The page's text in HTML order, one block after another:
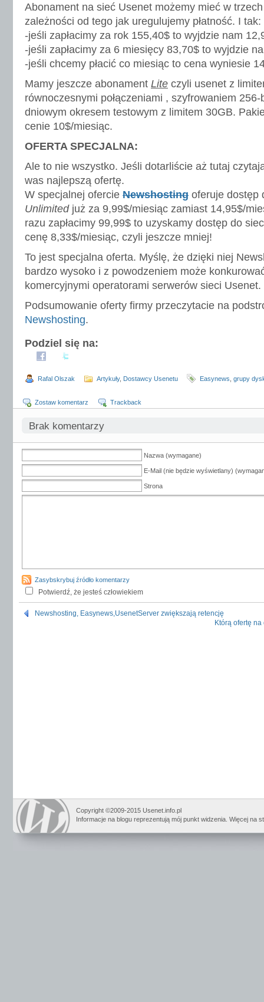
Abonament na sieć Usenet możemy mieć w
zależności od tego jak uregulujemy płatność. I tak:
-jeśli zapłacimy za rok 155,40$ to wyjdzie nam
-jeśli zapłacimy za 6 miesięcy 83,70$ to wyjdzie
-jeśli chcemy płacić co miesiąc to cena wyniesie
Mamy jeszcze abonament Lite czyli usenet z
równoczesnymi połączeniami , szyfrowaniem
dniowym okresem testowym z limitem 30GB.
cenie 10$/miesiąc.
OFERTA SPECJALNA:
Ale to nie wszystko. Jeśli dotarliście aż tutaj
was najlepszą ofertę.
W specjalnej ofercie Newshosting oferuje dostęp
Unlimitedjuż za 9,99$/miesiąc zamiast 14,95$/
razu zapłacimy 99,99$ to uzyskamy dostęp do
cenę 8,33$/miesiąc, czyli jeszcze mniej!
To jest specjalna oferta. Myślę, że dzięki niej
bardzo wysoko i z powodzeniem może
komercyjnymi operatorami serwerów sieci Usenet.
Podsumowanie oferty firmy przeczytacie na
Newshosting.
Podziel się na:
Rafal Olszak Artykuły, Dostawcy Usenetu Easynews grupy
Zostaw komentarz Trackback
Brak komentarzy
Nazwa (wymagane)
E-Mail (nie będzie wyświetlany)
Strona
Zasybskrybuj źródło komentarzy
Potwierdź, że jesteś człowiekiem
Newshosting, Easynews,UsenetServer zwiększają retencję
Którą ofertę
Copyright ©2009-2015 Usenet.info.pl
Informacje na blogu reprezentują mój punkt widzenia. Więcej na